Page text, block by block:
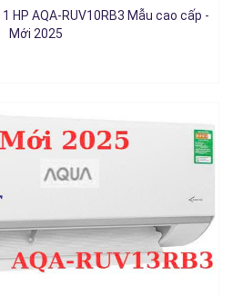
HP AQA-RUV10RB3 Mẫu cao cấp -
Mới 2025
9.950.000đ